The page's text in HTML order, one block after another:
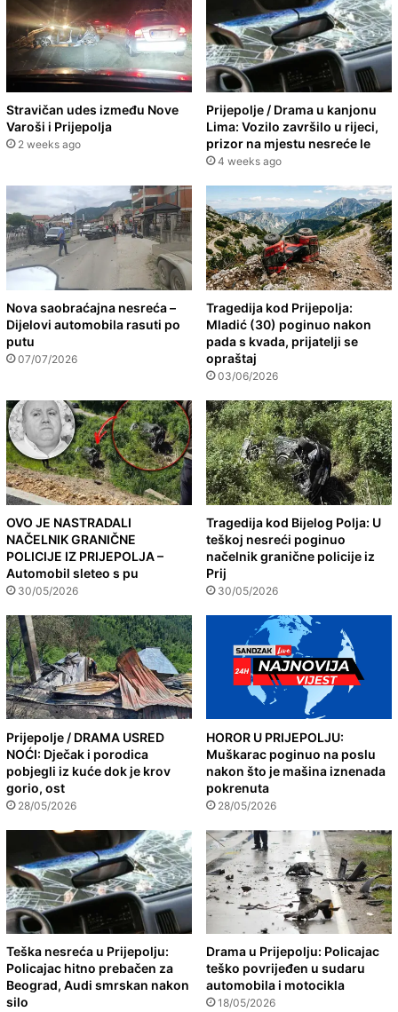
Stravičan udes između Nove
Varoši i Prijepolja
2 weeks ago
Prijepolje / Drama u kanjonu
Lima: Vozilo završilo u rijeci,
prizor na mjestu nesreće le
4 weeks ago
Nova saobraćajna nesreća –
Dijelovi automobila rasuti po
putu
07/07/2026
Tragedija kod Prijepolja:
Mladić (30) poginuo nakon
pada s kvada, prijatelji se
opraštaj
03/06/2026
OVO JE NASTRADALI
NAČELNIK GRANIČNE
POLICIJE IZ PRIJEPOLJA –
Automobil sleteo s pu
30/05/2026
Tragedija kod Bijelog Polja: U
teškoj nesreći poginuo
načelnik granične policije iz
Prij
30/05/2026
Prijepolje / DRAMA USRED
NOĆI: Dječak i porodica
pobjegli iz kuće dok je krov
gorio, ost
28/05/2026
HOROR U PRIJEPOLJU:
Muškarac poginuo na poslu
nakon što je mašina iznenada
pokrenuta
28/05/2026
Teška nesreća u Prijepolju:
Policajac hitno prebačen za
Beograd, Audi smrskan nakon
silo
Drama u Prijepolju: Policajac
teško povrijeđen u sudaru
automobila i motocikla
18/05/2026